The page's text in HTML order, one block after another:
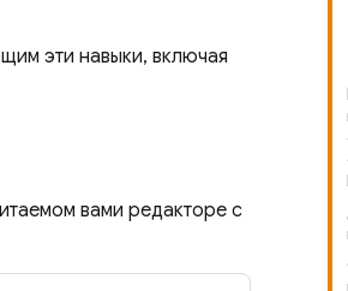
эти навыки, включая
вами редакторе с